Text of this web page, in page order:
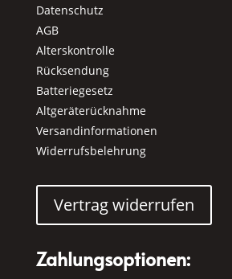
Datenschutz
AGB
Alterskontrolle
Rücksendung
Batteriegesetz
Altgeräterücknahme
Versandinformationen
Widerrufsbelehrung
Vertrag widerrufen
Zahlungsoptionen: